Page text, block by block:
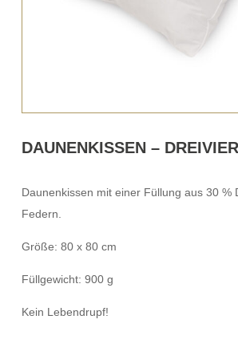
DAUNENKISSEN –
Daunenkissen mit einer Füllung aus 30 %
Federn.
Größe: 80 x 80 cm
Füllgewicht: 900 g
Kein Lebendrupf!